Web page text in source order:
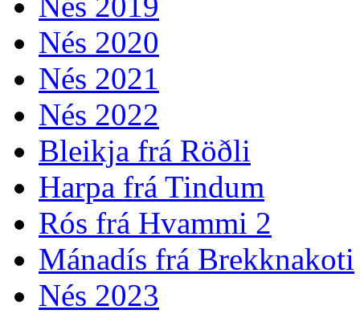
Nés 2020
Nés 2021
Nés 2022
Bleikja frá Röðli
Harpa frá Tindum
Rós frá Hvammi 2
Mánadís frá Brekknakoti
Nés 2023